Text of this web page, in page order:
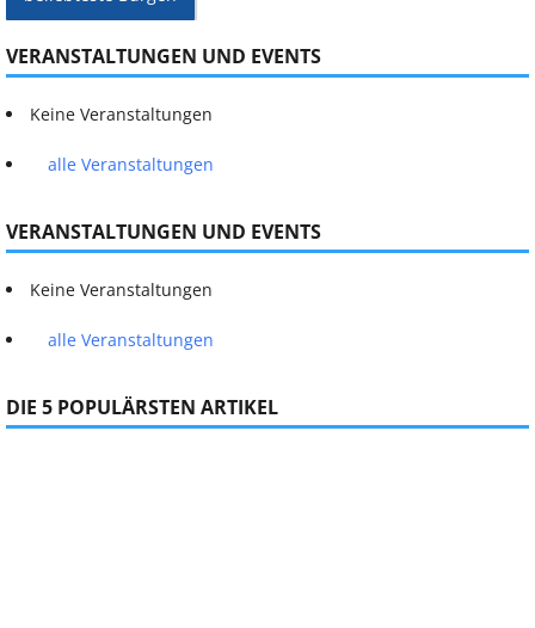
VERANSTALTUNGEN UND EVENTS
Keine Veranstaltungen
alle Veranstaltungen
VERANSTALTUNGEN UND EVENTS
Keine Veranstaltungen
alle Veranstaltungen
DIE 5 POPULÄRSTEN ARTIKEL